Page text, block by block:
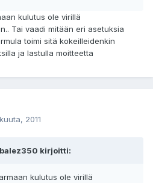
kulutus ole virillä
Tai vaadi mitään eri asetuksia
toimi sitä kokeilleidenkin
ja lastulla moitteetta
2011
kirjoitti:
kulutus ole virillä